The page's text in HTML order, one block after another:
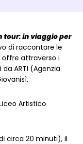
tour: in viaggio per
di raccontare le
offre attraverso i
ARTI (Agenzia
Artistico
circa 20 minuti), il